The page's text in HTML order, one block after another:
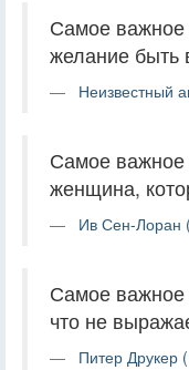
Самое
желание быть
Неизвестный
Самое
женщина,
Ив Сен-Лоран
Самое
что не
Питер Друкер